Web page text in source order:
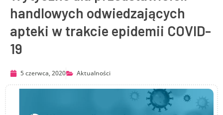
handlowych odwiedzających
apteki w trakcie epidemii COVID-
19
5 czerwca, 2020 Aktualności